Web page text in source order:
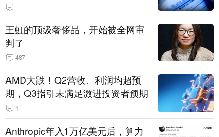
王虹的顶级奢侈品，开始被全网审
判了
487
AMD大跌！Q2营收、利润均超预
期，Q3指引未满足激进投资者预期
1
Anthropic年入1万亿美元后，算力